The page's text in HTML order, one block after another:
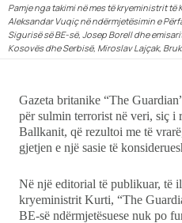
Udhëtime
DuVideo
Pamje nga takimi në mes të kryeministrit
Aleksandar Vuqiç në ndërmjetësimin e
Sigurisë së BE-së, Josep Borell dhe
Kosovës dhe Serbisë, Miroslav Lajçak,
Gazeta britanike “The
për sulmin terrorist në veri, siç i
Ballkanit, që rezultoi me të
gjetjen e një sasie të
Në një editorial të publikuar, të
kryeministrit Kurti, “The
BE-së ndërmjetësuese nuk po